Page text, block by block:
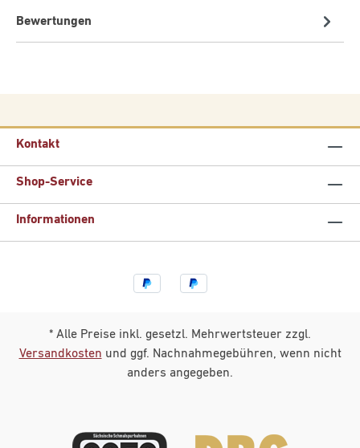
Bewertungen
Kontakt
Shop-Service
Informationen
* Alle Preise inkl. gesetzl. Mehrwertsteuer zzgl.
Versandkosten und ggf. Nachnahmegebühren, wenn nicht
anders angegeben.